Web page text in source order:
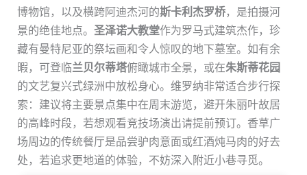
博物馆，以及横跨阿迪杰河的斯卡利杰罗桥，是拍摄河
景的绝佳地点。 圣泽诺大教堂作为罗马式建筑杰作，珍
藏有曼特尼亚的祭坛画和令人惊叹的地下墓室。如有余
暇，可登临兰贝尔蒂塔俯瞰城市全景，或在朱斯蒂花园
的文艺复兴式绿洲中放松身心。维罗纳非常适合步行探
索：建议将主要景点集中在周末游览，避开朱丽叶故居
的高峰时段，若想观看竞技场演出请提前预订。香草广
场周边的传统餐厅是品尝驴肉意面或红酒炖马肉的好去
处，若追求更地道的体验，不妨深入附近小巷寻觅。